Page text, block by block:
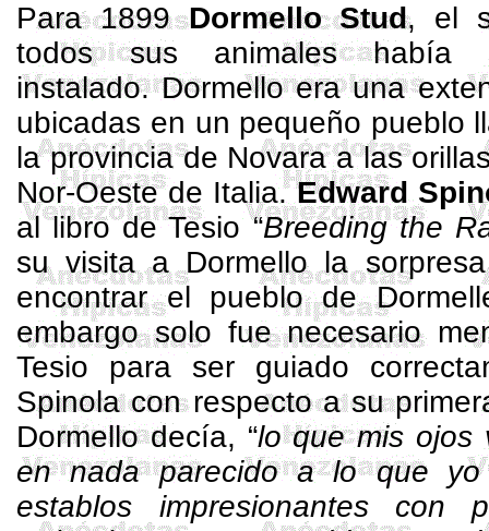
Para 1899Dormello Stud, el
todos sus animales había
instalado.Dormelloera una
ubicadas en un pequeño pueblo
la provincia de Novara a las
Nor-Oeste de Italia.Edward
al libro de Tesio “Breeding the
su visita aDormellola
encontrar el pueblo de
embargo solo fue necesario
Tesio para ser guiado
Spinolacon respecto a su
Dormellodecía, “lo que mis ojos
en nada parecido a lo que yo
establos impresionantes con